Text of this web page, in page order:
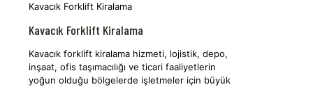
Kavacık Forklift Kiralama
Kavacık Forklift Kiralama
Kavacık forklift kiralama hizmeti, lojistik, depo,
inşaat, ofis taşımacılığı ve ticari faaliyetlerin
yoğun olduğu bölgelerde işletmeler için büyük